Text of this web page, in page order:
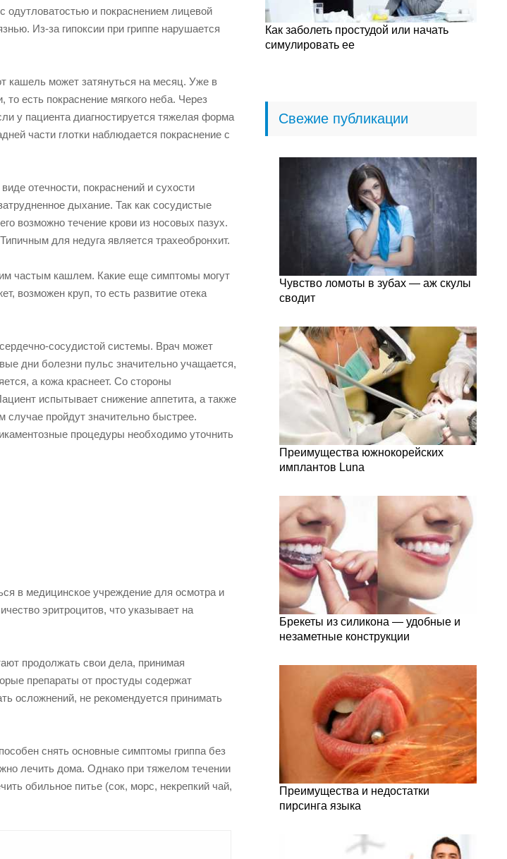
одутловатостью и покраснением лицевой
Из-за гипоксии при гриппе нарушается
кашель может затянуться на месяц. Уже в
есть покраснение мягкого неба. Через
у пациента диагностируется тяжелая форма
части глотки наблюдается покраснение с
отечности, покраснений и сухости
дыхание. Так как сосудистые
возможно течение крови из носовых пазух.
для недуга является трахеобронхит.
частым кашлем. Какие еще симптомы могут
возможен круп, то есть развитие отека
сосудистой системы. Врач может
дни болезни пульс значительно учащается,
а кожа краснеет. Со стороны
испытывает снижение аппетита, а также
пройдут значительно быстрее.
процедуры необходимо уточнить
в медицинское учреждение для осмотра и
эритроцитов, что указывает на
продолжать свои дела, принимая
препараты от простуды содержат
осложнений, не рекомендуется принимать
снять основные симптомы гриппа без
лечить дома. Однако при тяжелом течении
обильное питье (сок, морс, некрепкий чай,
Как заболеть простудой или начать
симулировать ее
Свежие публикации
Чувство ломоты в зубах — аж скулы
сводит
Преимущества южнокорейских
имплантов Luna
Брекеты из силикона — удобные и
незаметные конструкции
Преимущества и недостатки
пирсинга языка